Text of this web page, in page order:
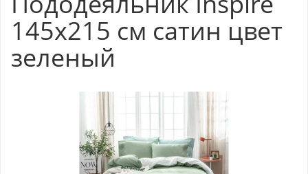
145x215 см сатин цвет
зеленый